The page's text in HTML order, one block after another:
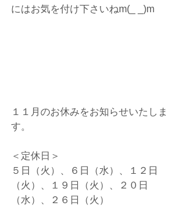
にはお気を付け下さいねm(_ _)m
１１月のお休みをお知らせいたしま
す。
＜定休日＞
５日（火）、６日（水）、１２日
（火）、１９日（火）、２０日
（水）、２６日（火）